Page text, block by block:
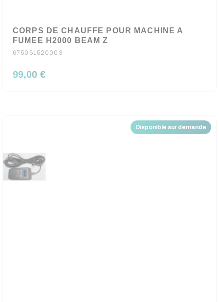
CORPS DE CHAUFFE POUR MACHINE A
FUMEE H2000 BEAM Z
675061520003
99,00 €
Disponible sur demande